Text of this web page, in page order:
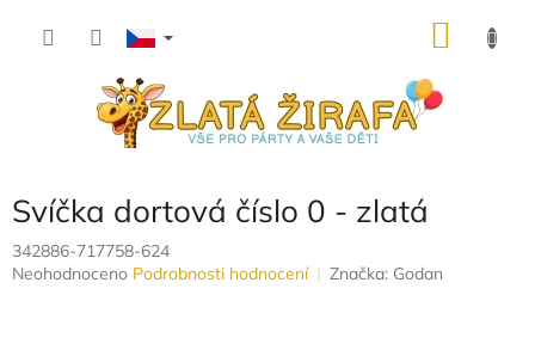
Svíčka dortová číslo 0 - zlatá
342886-717758-624
Průměrné
Neohodnoceno Podrobnosti hodnocení Značka: Godan